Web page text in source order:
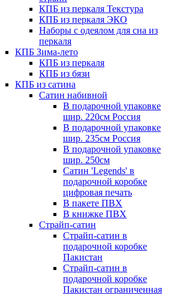
КПБ из перкаля Текстура
КПБ из перкаля ЭКО
Наборы с одеялом для сна из
перкаля
КПБ Зима-лето
КПБ из перкаля
КПБ из бязи
КПБ из сатина
Сатин набивной
В подарочной упаковке
шир. 220см Россия
В подарочной упаковке
шир. 235см Россия
В подарочной упаковке
шир. 250см
Сатин 'Legends' в
подарочной коробке
цифровая печать
В пакете ПВХ
В книжке ПВХ
Страйп-сатин
Страйп-сатин в
подарочной коробке
Пакистан
Страйп-сатин в
подарочной коробке
Пакистан ограниченная